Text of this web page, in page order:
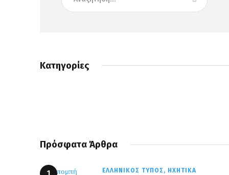
Κατηγορίες
Πρόσφατα Άρθρα
ΕΛΛΗΝΙΚΌΣ ΤΎΠΟΣ, ΗΧΗΤΙΚΆ